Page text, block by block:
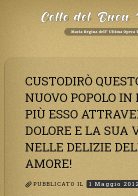
CUSTODIRÒ
NUOVO POPOLO
PIÙ ESSO
DOLORE E LA SUA
NELLE DELIZIE
AMORE!
PUBBLICATO IL 1 Maggio 2012